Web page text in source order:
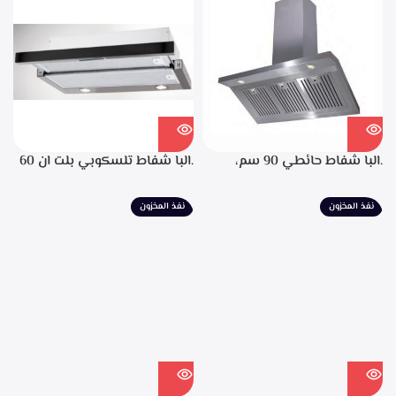
لحجز الدهون من الابخره، قوه
الشفط 850م3/ساعه
.البا شفاط حائطي 90 سم،
للتشغيل، إضاءة ليد، قوه شفط
.البا شفاط تلسكوبي بلت ان 60
نفذ المخزون نفذ المخزون